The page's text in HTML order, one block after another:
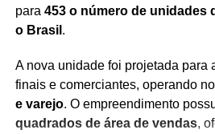
para 453 o número de unidades
o Brasil .
A nova unidade foi projetada para
finais e comerciantes, operando no
e varejo. O empreendimento
quadrados de área de vendas,